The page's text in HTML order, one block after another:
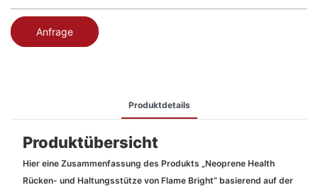
Anfrage
Produktdetails
Produktübersicht
Hier eine Zusammenfassung des Produkts „Neoprene Health
Rücken- und Haltungsstütze von Flame Bright“ basierend auf der